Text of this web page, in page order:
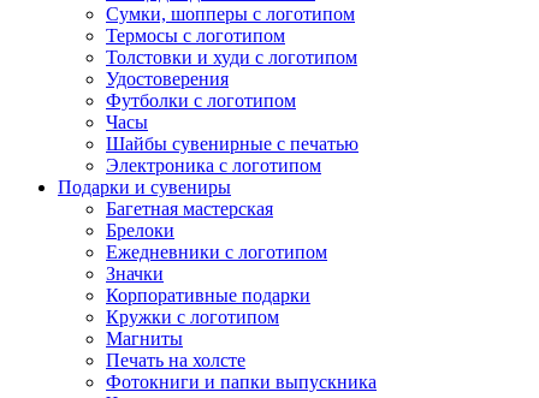
Сумки, шопперы с логотипом
Термосы с логотипом
Толстовки и худи с логотипом
Удостоверения
Футболки с логотипом
Часы
Шайбы сувенирные с печатью
Электроника с логотипом
Подарки и сувениры
Багетная мастерская
Брелоки
Ежедневники с логотипом
Значки
Корпоративные подарки
Кружки с логотипом
Магниты
Печать на холсте
Фотокниги и папки выпускника